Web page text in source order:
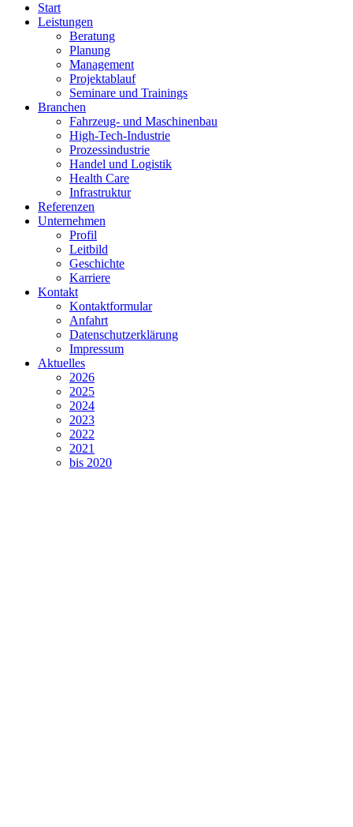
Start
Leistungen
Beratung
Planung
Management
Projektablauf
Seminare und Trainings
Branchen
Fahrzeug- und Maschinenbau
High-Tech-Industrie
Prozessindustrie
Handel und Logistik
Health Care
Infrastruktur
Referenzen
Unternehmen
Profil
Leitbild
Geschichte
Karriere
Kontakt
Kontaktformular
Anfahrt
Datenschutzerklärung
Impressum
Aktuelles
2026
2025
2024
2023
2022
2021
bis 2020